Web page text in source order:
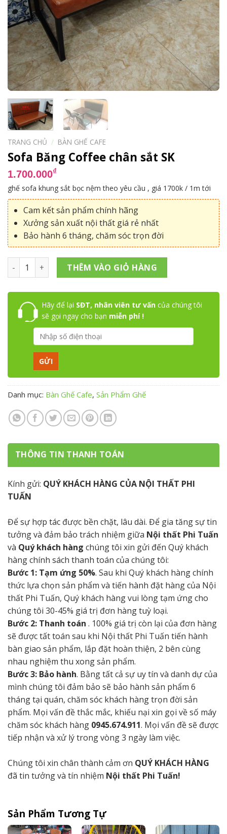
TRANG CHỦ / BÀN GHẾ CAFE
Sofa Băng Coffee chân sắt SK
1.700.000₫
ghế sofa khung sắt bọc nệm theo yêu cầu , giá 1700k / 1m tới
Cam kết sản phẩm chính hãng
Xưởng sản xuất nội thất giá rẻ nhất
Bảo hành 6 tháng, chăm sóc trọn đời
Sofa Băng Coffee chân sắt SK số lượng
THÊM VÀO GIỎ HÀNG
Hãy để lại SĐT, nhân viên tư vấncủa chúng tôi
sẽ gọi ngay cho bạn miễn phí !
Danh mục: Bàn Ghế Cafe, Sản Phẩm Ghế
THÔNG TIN THANH TOÁN
Kính gửi: QUÝ KHÁCH HÀNG CỦA NỘI THẤT PHI
TUẤN
Để sự hợp tác được bền chặt, lâu dài. Để gia tăng sự tin
tưởng và đảm bảo trách nhiệm giữa Nội thất Phi Tuấn
và Quý khách hàng chúng tôi xin gửi đến Quý khách
hàng chính sách thanh toán của chúng tôi:
Bước 1: Tạm ứng 50%. Sau khi Quý khách hàng chính
thức lựa chọn sản phẩm và tiến hành đặt hàng của Nội
thất Phi Tuấn, Quý khách hàng vui lòng tạm ứng cho
chúng tôi 30-45% giá trị đơn hàng tuỳ loại.
Bước 2: Thanh toán . 100% giá trị còn lại của đơn hàng
sẽ được tất toán sau khi Nội thất Phi Tuấn tiến hành
bàn giao sản phẩm, lắp đặt hoàn thiện, 2 bên cùng
nhau nghiệm thu xong sản phẩm.
Bước 3: Bảo hành. Bằng tất cả sự uy tín và danh dự của
mình chúng tôi đảm bảo sẽ bảo hành sản phẩm 6
tháng tại quán, chăm sóc khách hàng trọn đời sản
phẩm. Mọi vấn đề thắc mắc, khiếu nại xin gọi về số máy
chăm sóc khách hàng 0945.674.911. Mọi vấn đề sẽ được
tiếp nhận và xử lý trong vòng 3 ngày làm việc.
Chúng tôi xin chân thành cảm ơn QUÝ KHÁCH HÀNG
đã tin tưởng và tín nhiệm Nội thất Phi Tuấn!
Sản Phẩm Tương Tự